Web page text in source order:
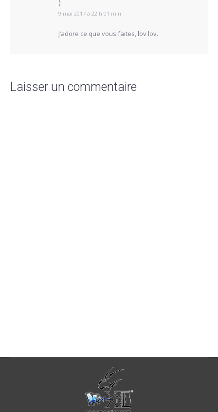
)
9 mai 2017 à 22 h 01 min
J’adore ce que vous faites, lov lov.
Laisser un commentaire